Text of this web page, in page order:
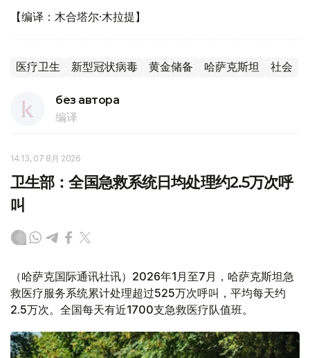
【编译：木合塔尔·木拉提】
医疗卫生 新型冠状病毒 黄金储备 哈萨克斯坦 社会
без автора
编译
14:13, 07 8月 2026
卫生部：全国急救系统日均处理约2.5万次呼
叫
（哈萨克国际通讯社讯）2026年1月至7月，哈萨克斯坦急
救医疗服务系统累计处理超过525万次呼叫，平均每天约
2.5万次。全国每天有近1700支急救医疗队值班。